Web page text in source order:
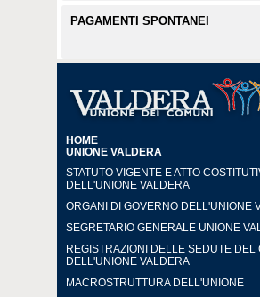
PAGAMENTI SPONTANEI
HOME
UNIONE VALDERA
STATUTO VIGENTE E ATTO
DELL'UNIONE VALDERA
ORGANI DI GOVERNO DELL'UNIONE
SEGRETARIO GENERALE UNIONE
REGISTRAZIONI DELLE SEDUTE DEL
DELL'UNIONE VALDERA
MACROSTRUTTURA DELL'UNIONE